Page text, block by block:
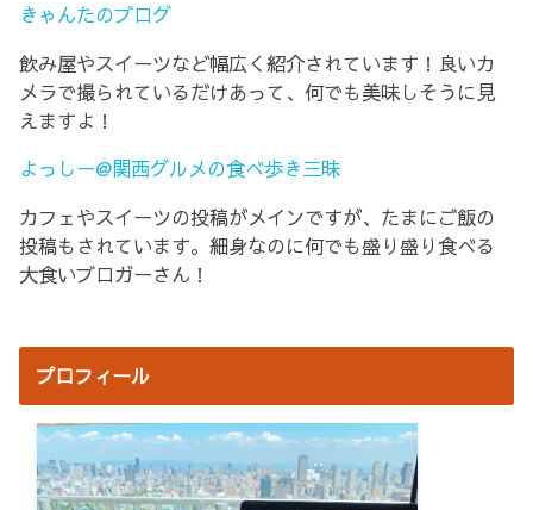
きゃんたのブログ
飲み屋やスイーツなど幅広く紹介されています！良いカ
メラで撮られているだけあって、何でも美味しそうに見
えますよ！
よっしー@関西グルメの食べ歩き三昧
カフェやスイーツの投稿がメインですが、たまにご飯の
投稿もされています。細身なのに何でも盛り盛り食べる
大食いブロガーさん！
プロフィール